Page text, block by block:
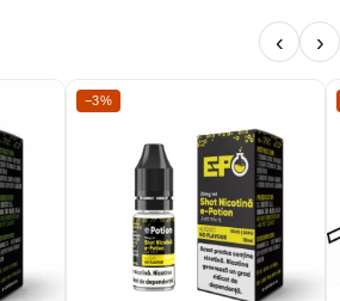
‹ ›
−3%